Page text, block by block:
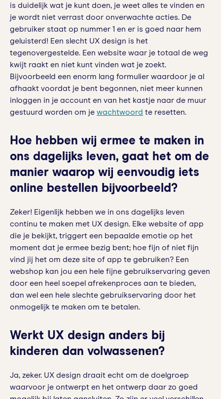
is duidelijk wat je kunt doen, je weet alles te vinden en
je wordt niet verrast door onverwachte acties. De
gebruiker staat op nummer 1 en er is goed naar hem
geluisterd! Een slecht UX design is het
tegenovergestelde. Een website waar je totaal de weg
kwijt raakt en niet kunt vinden wat je zoekt.
Bijvoorbeeld een enorm lang formulier waardoor je al
afhaakt voordat je bent begonnen, niet meer kunnen
inloggen in je account en van het kastje naar de muur
gestuurd worden om je wachtwoord te resetten.
Hoe hebben wij ermee te maken in
ons dagelijks leven, gaat het om de
manier waarop wij eenvoudig iets
online bestellen bijvoorbeeld?
Zeker! Eigenlijk hebben we in ons dagelijks leven
continu te maken met UX design. Elke website of app
die je bekijkt, triggert een bepaalde emotie op het
moment dat je ermee bezig bent; hoe fijn of niet fijn
vind jij het om deze site of app te gebruiken? Een
webshop kan jou een hele fijne gebruikservaring geven
door een heel soepel afrekenproces aan te bieden,
dan wel een hele slechte gebruikservaring door het
onmogelijk te maken om te betalen.
Werkt UX design anders bij
kinderen dan volwassenen?
Ja, zeker. UX design draait echt om de doelgroep
waarvoor je ontwerpt en het ontwerp daar zo goed